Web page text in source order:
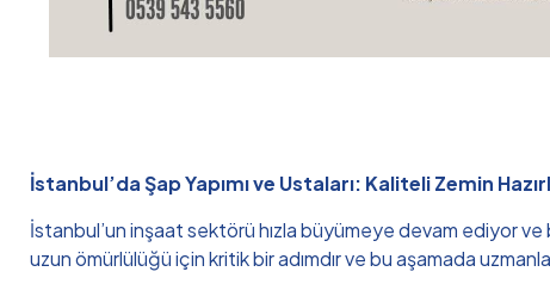
İstanbul’da Şap Yapımı ve Ustaları: Kaliteli Zemin
İstanbul’un inşaat sektörü hızla büyümeye devam ediyor ve
uzun ömürlülüğü için kritik bir adımdır ve bu aşamada